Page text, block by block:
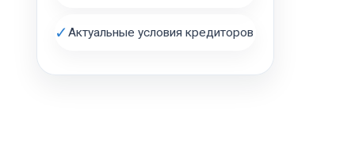
✓Актуальные условия кредиторов